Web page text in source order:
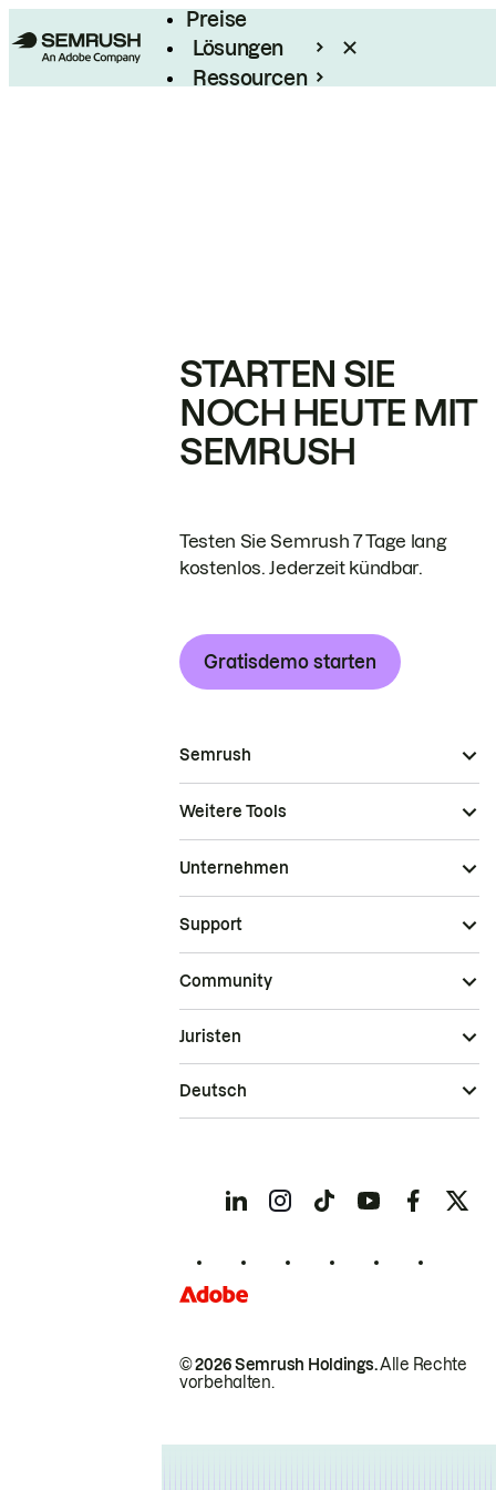
Preise
Lösungen
Ressourcen
STARTEN SIE
NOCH HEUTE MIT
SEMRUSH
Testen Sie Semrush 7 Tage lang
kostenlos. Jederzeit kündbar.
Gratisdemo starten
Semrush
Weitere Tools
Unternehmen
Support
Community
© 2026 Semrush Holdings.Alle Rechte
vorbehalten.
Juristen
Deutsch